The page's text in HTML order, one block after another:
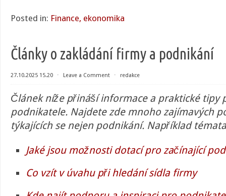
Posted in: Finance, ekonomika
Články o zakládání firmy a podnikání
27.10.2025 15.20 ⋅ Leave a Comment ⋅ redakce
Článek níže přináší informace a praktické tipy
podnikatele. Najdete zde mnoho zajímavých
týkajících se nejen podnikání. Například
Jaké jsou možnosti dotací pro začínající
Co vzít v úvahu při hledání sídla firmy